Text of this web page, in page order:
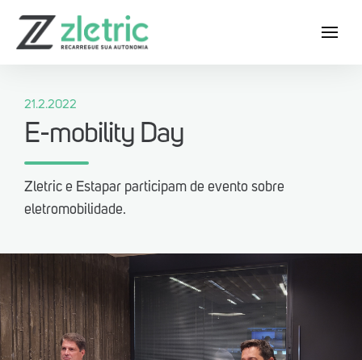
Baixe agora o App Zletric e conheça
as nossas estações de recarga
21.2.2022
E-mobility Day
Zletric e Estapar participam de evento sobre
eletromobilidade.